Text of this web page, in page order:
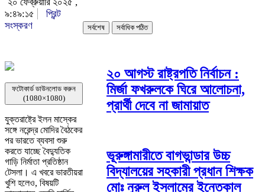
৯:৪৯:১৫
প্রিন্ট
সংস্করণ
ফটোকার্ড ডাউনলোড করুন
(1080×1080)
যুক্তরাষ্ট্রে ইলন মাস্কের
সঙ্গে নরেন্দ্র মোদির বৈঠকের
পর ভারতে ব্যবসা শুরু
করতে যাচ্ছে বৈদ্যুতিক
গাড়ি নির্মাতা প্রতিষ্ঠান
টেসলা। এ খবরে ভারতীয়রা
খুশি হলেও, বিষয়টি
সর্বশেষ সর্বাধিক পঠিত
২০ আগস্ট রাষ্ট্রপতি নির্বাচন :
মির্জা ফখরুলকে ঘিরে আলোচনা,
প্রার্থী দেবে না জামায়াত
ভূরুঙ্গামারীতে বাগভান্ডার উচ্চ
বিদ্যালয়ের সহকারী প্রধান শিক্ষক
মোঃ নুরুল ইসলামের ইন্তেকাল